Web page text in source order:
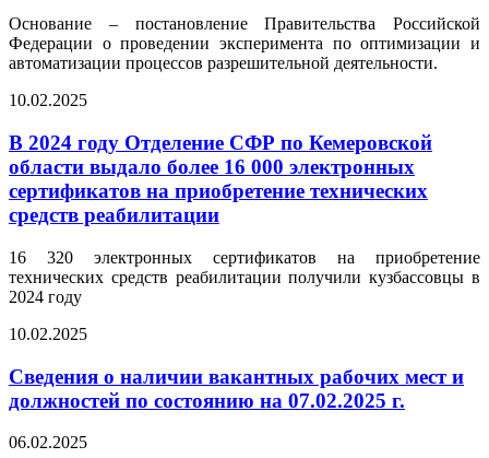
Основание – постановление Правительства Российской
Федерации о проведении эксперимента по оптимизации и
автоматизации процессов разрешительной деятельности.
10.02.2025
В 2024 году Отделение СФР по Кемеровской
области выдало более 16 000 электронных
сертификатов на приобретение технических
средств реабилитации
16 320 электронных сертификатов на приобретение
технических средств реабилитации получили кузбассовцы в
2024 году
10.02.2025
Сведения о наличии вакантных рабочих мест и
должностей по состоянию на 07.02.2025 г.
06.02.2025